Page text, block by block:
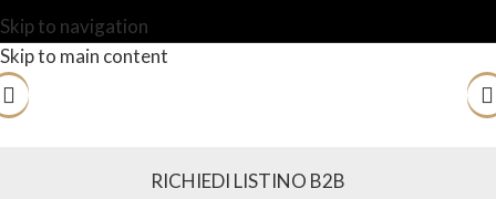
Skip to navigation
Skip to main content
RICHIEDI LISTINO B2B